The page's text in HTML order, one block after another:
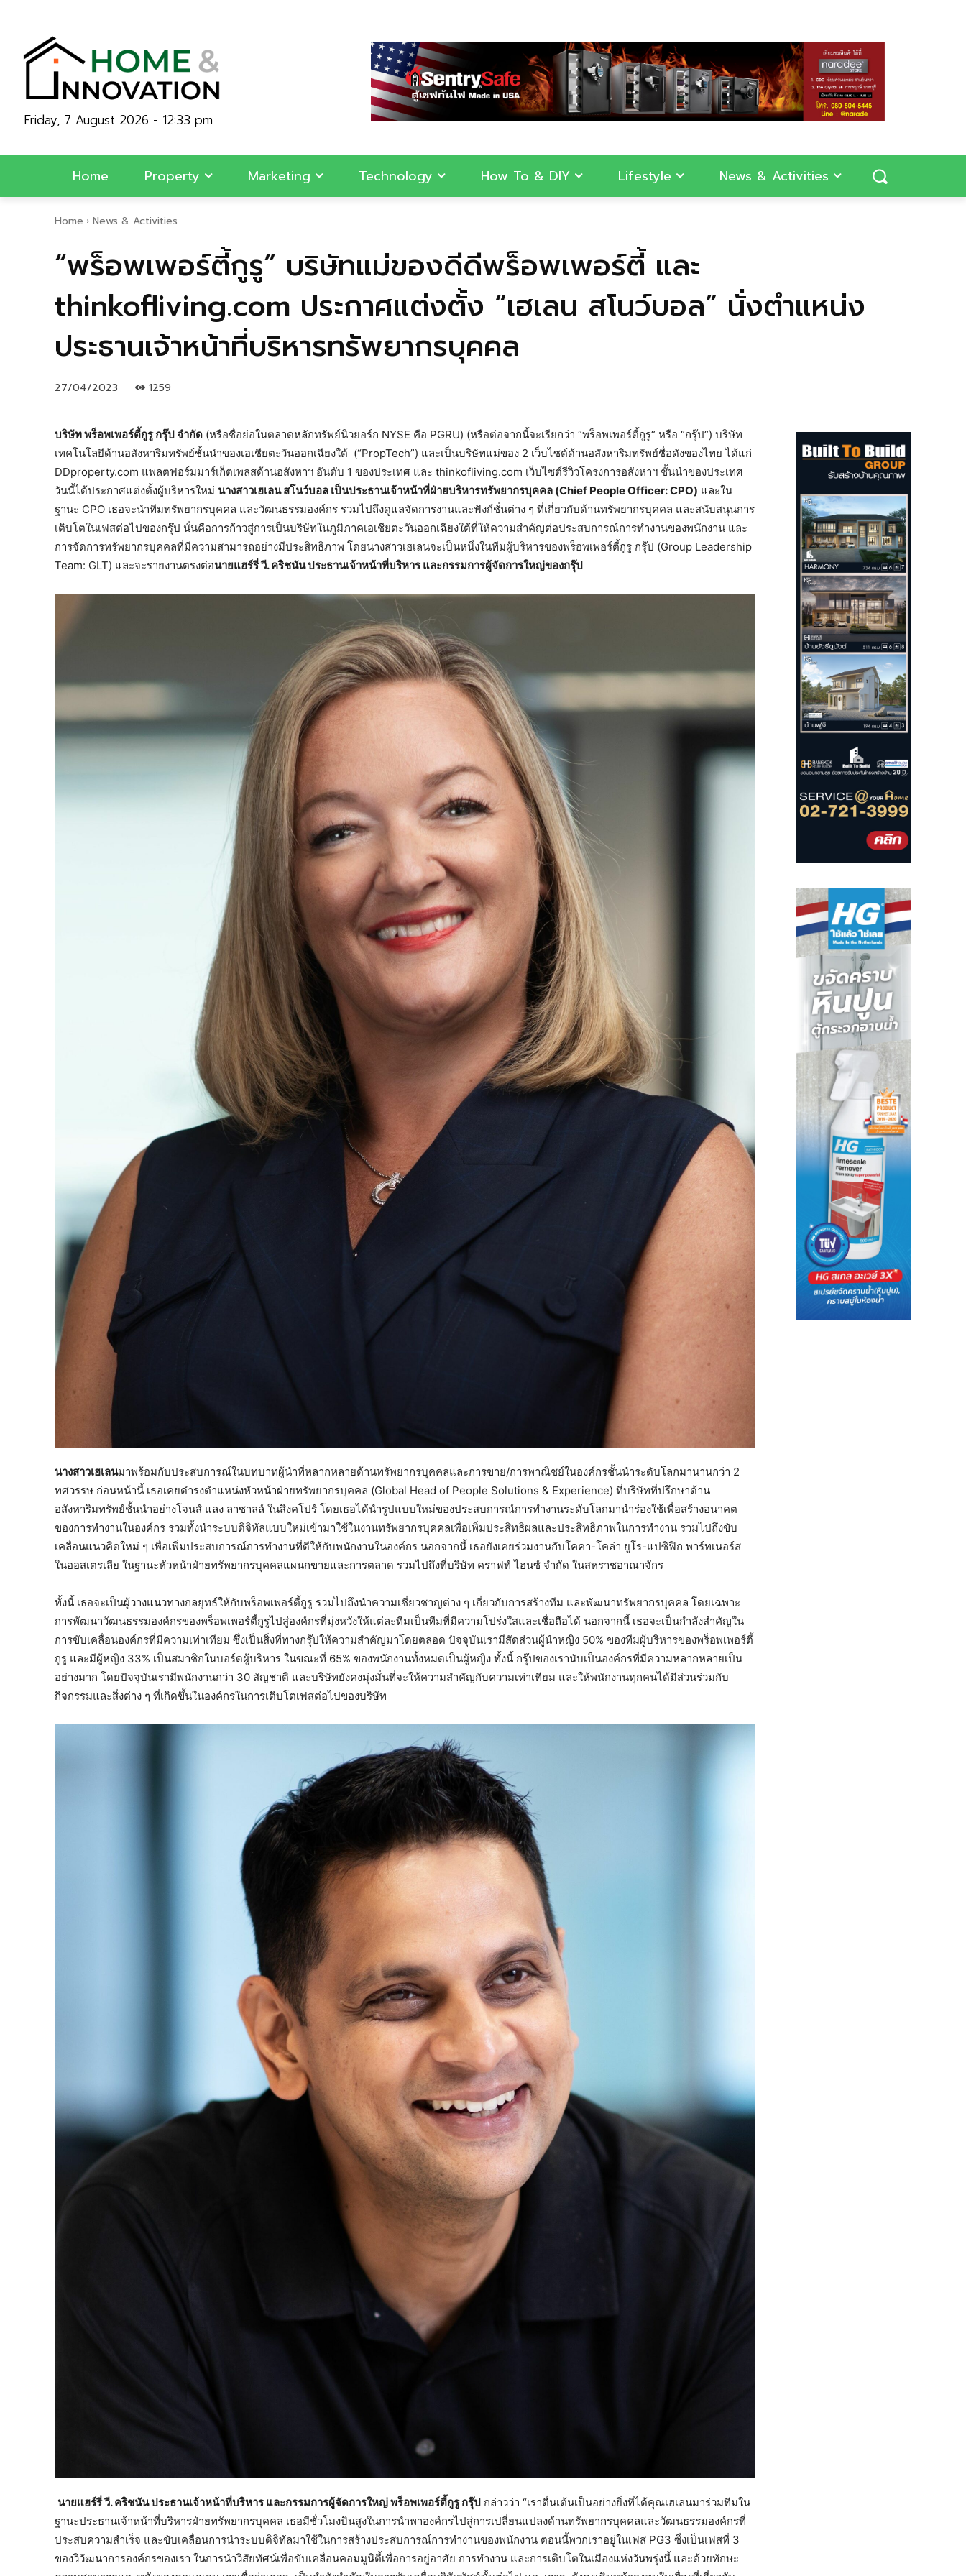
Friday, 7 August 2026 - 12:33 pm
Home Property Marketing Technology How To & DIY Lifestyle News & Activities
Home News & Activities
“พร็อพเพอร์ตี้กูรู” บริษัทแม่ของดีดีพร็อพเพอร์ตี้ และ
thinkofliving.com ประกาศแต่งตั้ง “เฮเลน สโนว์บอล” นั่งตำแหน่ง
ประธานเจ้าหน้าที่บริหารทรัพยากรบุคคล
27/04/2023 1259
บริษัท พร็อพเพอร์ตี้กูรู กรุ๊ป จำกัด (หรือชื่อย่อในตลาดหลักทรัพย์นิวยอร์ก NYSE คือ PGRU) (หรือต่อจากนี้จะเรียกว่า “พร็อพเพอร์ตี้กูรู” หรือ “กรุ๊ป”) บริษัท
เทคโนโลยีด้านอสังหาริมทรัพย์ชั้นนำของเอเชียตะวันออกเฉียงใต้ (“PropTech”) และเป็นบริษัทแม่ของ 2 เว็บไซต์ด้านอสังหาริมทรัพย์ชื่อดังของไทย ได้แก่
DDproperty.com แพลตฟอร์มมาร์เก็ตเพลสด้านอสังหาฯ อันดับ 1 ของประเทศ และ thinkofliving.com เว็บไซต์รีวิวโครงการอสังหาฯ ชั้นนำของประเทศ
วันนี้ได้ประกาศแต่งตั้งผู้บริหารใหม่ นางสาวเฮเลน สโนว์บอล เป็นประธานเจ้าหน้าที่ฝ่ายบริหารทรัพยากรบุคคล (Chief People Officer: CPO) และใน
ฐานะ CPO เธอจะนำทีมทรัพยากรบุคคล และวัฒนธรรมองค์กร รวมไปถึงดูแลจัดการงานและฟังก์ชั่นต่าง ๆ ที่เกี่ยวกับด้านทรัพยากรบุคคล และสนับสนุนการ
เติบโตในเฟสต่อไปของกรุ๊ป นั่นคือการก้าวสู่การเป็นบริษัทในภูมิภาคเอเชียตะวันออกเฉียงใต้ที่ให้ความสำคัญต่อประสบการณ์การทำงานของพนักงาน และ
การจัดการทรัพยากรบุคคลที่มีความสามารถอย่างมีประสิทธิภาพ โดยนางสาวเฮเลนจะเป็นหนึ่งในทีมผู้บริหารของพร็อพเพอร์ตี้กูรู กรุ๊ป (Group Leadership
Team: GLT) และจะรายงานตรงต่อนายแฮร์รี่ วี. คริชนัน ประธานเจ้าหน้าที่บริหาร และกรรมการผู้จัดการใหญ่ของกรุ๊ป
นางสาวเฮเลนมาพร้อมกับประสบการณ์ในบทบาทผู้นำที่หลากหลายด้านทรัพยากรบุคคลและการขาย/การพาณิชย์ในองค์กรชั้นนำระดับโลกมานานกว่า 2
ทศวรรษ ก่อนหน้านี้ เธอเคยดำรงตำแหน่งหัวหน้าฝ่ายทรัพยากรบุคคล (Global Head of People Solutions & Experience) ที่บริษัทที่ปรึกษาด้าน
อสังหาริมทรัพย์ชั้นนำอย่างโจนส์ แลง ลาซาลล์ ในสิงคโปร์ โดยเธอได้นำรูปแบบใหม่ของประสบการณ์การทำงานระดับโลกมานำร่องใช้เพื่อสร้างอนาคต
ของการทำงานในองค์กร รวมทั้งนำระบบดิจิทัลแบบใหม่เข้ามาใช้ในงานทรัพยากรบุคคลเพื่อเพิ่มประสิทธิผลและประสิทธิภาพในการทำงาน รวมไปถึงขับ
เคลื่อนแนวคิดใหม่ ๆ เพื่อเพิ่มประสบการณ์การทำงานที่ดีให้กับพนักงานในองค์กร นอกจากนี้ เธอยังเคยร่วมงานกับโคคา-โคล่า ยูโร-แปซิฟิก พาร์ทเนอร์ส
ในออสเตรเลีย ในฐานะหัวหน้าฝ่ายทรัพยากรบุคคลแผนกขายและการตลาด รวมไปถึงที่บริษัท คราฟท์ ไฮนซ์ จำกัด ในสหราชอาณาจักร
ทั้งนี้ เธอจะเป็นผู้วางแนวทางกลยุทธ์ให้กับพร็อพเพอร์ตี้กูรู รวมไปถึงนำความเชี่ยวชาญต่าง ๆ เกี่ยวกับการสร้างทีม และพัฒนาทรัพยากรบุคคล โดยเฉพาะ
การพัฒนาวัฒนธรรมองค์กรของพร็อพเพอร์ตี้กูรูไปสู่องค์กรที่มุ่งหวังให้แต่ละทีมเป็นทีมที่มีความโปร่งใสและเชื่อถือได้ นอกจากนี้ เธอจะเป็นกำลังสำคัญใน
การขับเคลื่อนองค์กรที่มีความเท่าเทียม ซึ่งเป็นสิ่งที่ทางกรุ๊ปให้ความสำคัญมาโดยตลอด ปัจจุบันเรามีสัดส่วนผู้นำหญิง 50% ของทีมผู้บริหารของพร็อพเพอร์ตี้
กูรู และมีผู้หญิง 33% เป็นสมาชิกในบอร์ดผู้บริหาร ในขณะที่ 65% ของพนักงานทั้งหมดเป็นผู้หญิง ทั้งนี้ กรุ๊ปของเรานับเป็นองค์กรที่มีความหลากหลายเป็น
อย่างมาก โดยปัจจุบันเรามีพนักงานกว่า 30 สัญชาติ และบริษัทยังคงมุ่งมั่นที่จะให้ความสำคัญกับความเท่าเทียม และให้พนักงานทุกคนได้มีส่วนร่วมกับ
กิจกรรมและสิ่งต่าง ๆ ที่เกิดขึ้นในองค์กรในการเติบโตเฟสต่อไปของบริษัท
นายแฮร์รี่ วี. คริชนัน ประธานเจ้าหน้าที่บริหาร และกรรมการผู้จัดการใหญ่ พร็อพเพอร์ตี้กูรู กรุ๊ป กล่าวว่า “เราตื่นเต้นเป็นอย่างยิ่งที่ได้คุณเฮเลนมาร่วมทีมใน
ฐานะประธานเจ้าหน้าที่บริหารฝ่ายทรัพยากรบุคคล เธอมีชั่วโมงบินสูงในการนำพาองค์กรไปสู่การเปลี่ยนแปลงด้านทรัพยากรบุคคลและวัฒนธรรมองค์กรที่
ประสบความสำเร็จ และขับเคลื่อนการนำระบบดิจิทัลมาใช้ในการสร้างประสบการณ์การทำงานของพนักงาน ตอนนี้พวกเราอยู่ในเฟส PG3 ซึ่งเป็นเฟสที่ 3
ของวิวัฒนาการองค์กรของเรา ในการนำวิสัยทัศน์เพื่อขับเคลื่อนคอมมูนิตี้เพื่อการอยู่อาศัย การทำงาน และการเติบโตในเมืองแห่งวันพรุ่งนี้ และด้วยทักษะ